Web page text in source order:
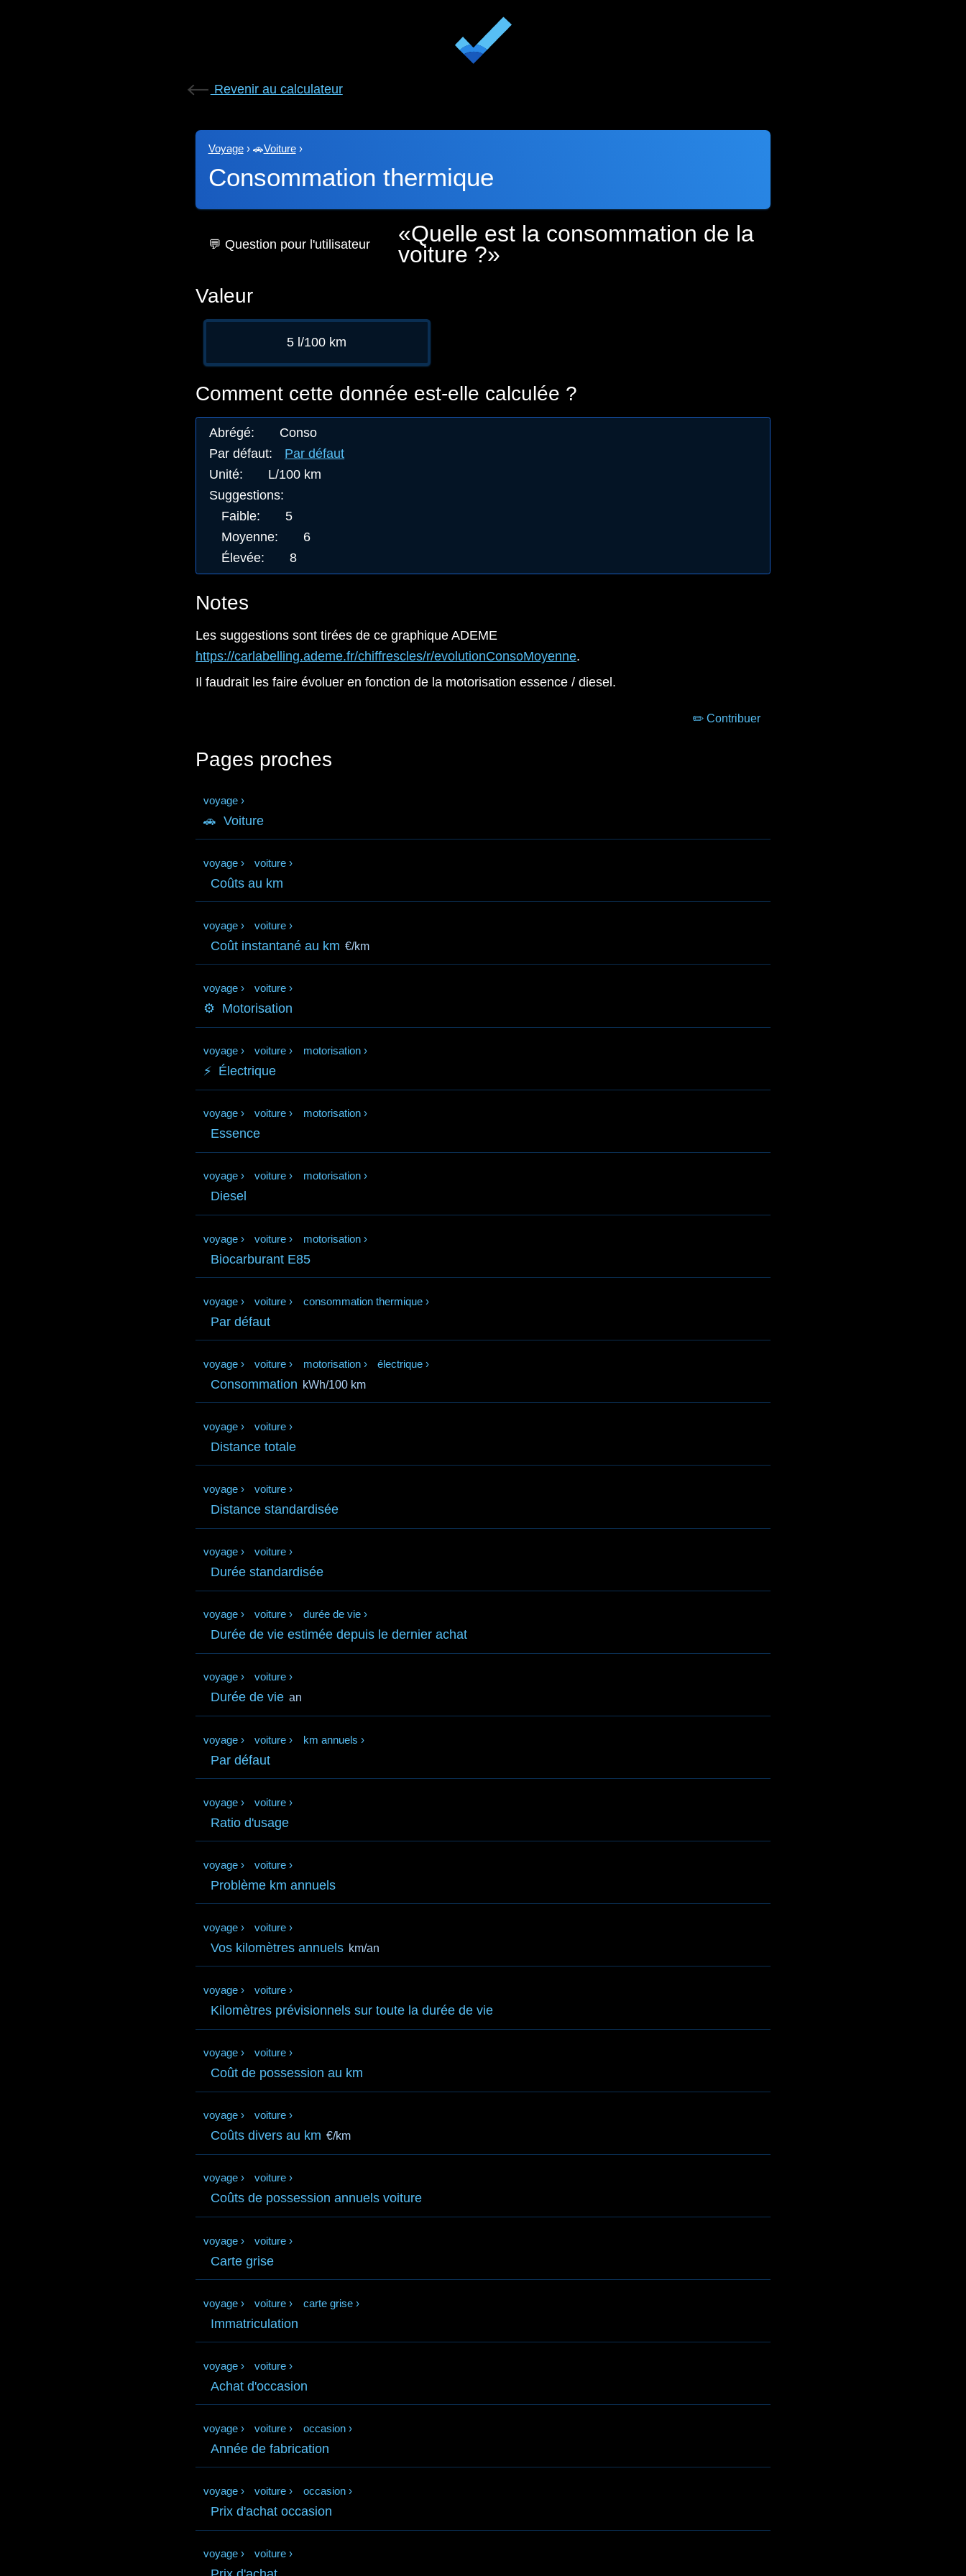
Revenir au calculateur
Voyage› 🚗Voiture›
Consommation thermique
💬 Question pour l'utilisateur
Quelle est la consommation de la
voiture ?
Valeur
5 l/100 km
Comment cette donnée est-elle calculée ?
Abrégé:
Conso
Par défaut:
Par défaut
Unité:
L/100 km
Suggestions:
Faible:
5
Moyenne:
6
Élevée: 8
Notes
Les suggestions sont tirées de ce graphique ADEME
https://carlabelling.ademe.fr/chiffrescles/r/evolutionConsoMoyenne.
Il faudrait les faire évoluer en fonction de la motorisation essence / diesel.
✏️ Contribuer
Pages proches
voyage ›
🚗 Voiture
voyage › voiture ›
Coûts au km
voyage › voiture ›
Coût instantané au km €/km
voyage › voiture ›
⚙️ Motorisation
voyage › voiture › motorisation ›
⚡️ Électrique
voyage › voiture › motorisation ›
Essence
voyage › voiture › motorisation ›
Diesel
voyage › voiture › motorisation ›
Biocarburant E85
voyage › voiture › consommation thermique ›
Par défaut
voyage › voiture › motorisation › électrique ›
Consommation kWh/100 km
voyage › voiture ›
Distance totale
voyage › voiture ›
Distance standardisée
voyage › voiture ›
Durée standardisée
voyage › voiture › durée de vie ›
Durée de vie estimée depuis le dernier achat
voyage › voiture ›
Durée de vie an
voyage › voiture › km annuels ›
Par défaut
voyage › voiture ›
Ratio d'usage
voyage › voiture ›
Problème km annuels
voyage › voiture ›
Vos kilomètres annuels km/an
voyage › voiture ›
Kilomètres prévisionnels sur toute la durée de vie
voyage › voiture ›
Coût de possession au km
voyage › voiture ›
Coûts divers au km €/km
voyage › voiture ›
Coûts de possession annuels voiture
voyage › voiture ›
Carte grise
voyage › voiture › carte grise ›
Immatriculation
voyage › voiture ›
Achat d'occasion
voyage › voiture › occasion ›
Année de fabrication
voyage › voiture › occasion ›
Prix d'achat occasion
voyage › voiture ›